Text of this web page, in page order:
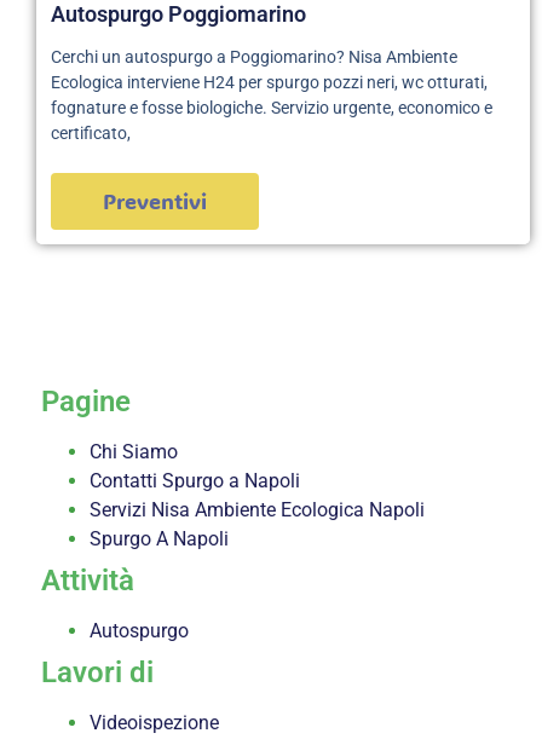
Autospurgo Poggiomarino
Cerchi un autospurgo a Poggiomarino? Nisa Ambiente
Ecologica interviene H24 per spurgo pozzi neri, wc otturati,
fognature e fosse biologiche. Servizio urgente, economico e
certificato,
Preventivi
Pagine
Chi Siamo
Contatti Spurgo a Napoli
Servizi Nisa Ambiente Ecologica Napoli
Spurgo A Napoli
Attività
Autospurgo
Lavori di
Videoispezione